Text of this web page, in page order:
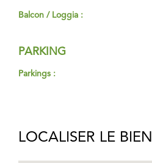
Balcon / Loggia :
PARKING
Parkings :
LOCALISER LE BIEN